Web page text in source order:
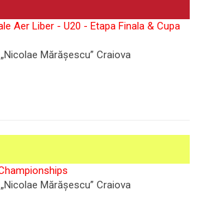
Aer Liber - U20 - Etapa Finala & Cupa
Mărășescu” Craiova
Mărășescu” Craiova